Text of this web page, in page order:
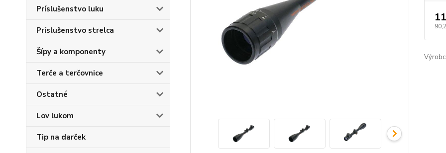
Príslušenstvo luku
Príslušenstvo strelca
Šípy a komponenty
Terče a terčovnice
Ostatné
Lov lukom
Tip na darček